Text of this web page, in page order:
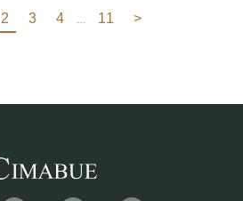
2 3 4 11 >